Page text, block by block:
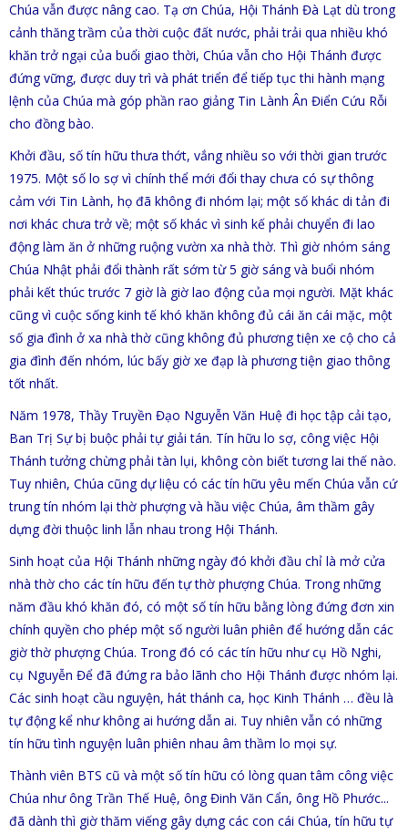
Chúa vẫn được nâng cao. Tạ ơn Chúa, Hội Thánh Đà Lạt dù trong
cảnh thăng trầm của thời cuộc đất nước, phải trải qua nhiều khó
khăn trở ngại của buổi giao thời, Chúa vẫn cho Hội Thánh được
đứng vững, được duy trì và phát triển để tiếp tục thi hành mạng
lệnh của Chúa mà góp phần rao giảng Tin Lành Ân Điển Cứu Rỗi
cho đồng bào.
Khởi đầu, số tín hữu thưa thớt, vắng nhiều so với thời gian trước
1975. Một số lo sợ vì chính thể mới đổi thay chưa có sự thông
cảm với Tin Lành, họ đã không đi nhóm lại; một số khác di tản đi
nơi khác chưa trở về; một số khác vì sinh kế phải chuyển đi lao
động làm ăn ở những ruộng vườn xa nhà thờ. Thì giờ nhóm sáng
Chúa Nhật phải đổi thành rất sớm từ 5 giờ sáng và buổi nhóm
phải kết thúc trước 7 giờ là giờ lao động của mọi người. Mặt khác
cũng vì cuộc sống kinh tế khó khăn không đủ cái ăn cái mặc, một
số gia đình ở xa nhà thờ cũng không đủ phương tiện xe cộ cho cả
gia đình đến nhóm, lúc bấy giờ xe đạp là phương tiện giao thông
tốt nhất.
Năm 1978, Thầy Truyền Đạo Nguyễn Văn Huệ đi học tập cải tạo,
Ban Trị Sự bị buộc phải tự giải tán. Tín hữu lo sợ, công việc Hội
Thánh tưởng chừng phải tàn lụi, không còn biết tương lai thế nào.
Tuy nhiên, Chúa cũng dự liệu có các tín hữu yêu mến Chúa vẫn cứ
trung tín nhóm lại thờ phượng và hầu việc Chúa, âm thầm gây
dựng đời thuộc linh lẫn nhau trong Hội Thánh.
Sinh hoạt của Hội Thánh những ngày đó khởi đầu chỉ là mở cửa
nhà thờ cho các tín hữu đến tự thờ phượng Chúa. Trong những
năm đầu khó khăn đó, có một số tín hữu bằng lòng đứng đơn xin
chính quyền cho phép một số người luân phiên để hướng dẫn các
giờ thờ phượng Chúa. Trong đó có các tín hữu như cụ Hồ Nghi,
cụ Nguyễn Để đã đứng ra bảo lãnh cho Hội Thánh được nhóm lại.
Các sinh hoạt cầu nguyện, hát thánh ca, học Kinh Thánh … đều là
tự động kể như không ai hướng dẫn ai. Tuy nhiên vẫn có những
tín hữu tình nguyện luân phiên nhau âm thầm lo mọi sự.
Thành viên BTS cũ và một số tín hữu có lòng quan tâm công việc
Chúa như ông Trần Thế Huệ, ông Đinh Văn Cẩn, ông Hồ Phước...
đã dành thì giờ thăm viếng gây dựng các con cái Chúa, tín hữu tự